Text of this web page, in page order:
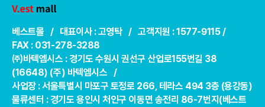
베스트몰 / 대표이사 : 고영탁 / 고객지원 : 1577-9115 /
FAX : 031-278-3288
㈜바텍엠시스 : 경기도 수원시 권선구 산업로155번길 38
(16648) (주) 바텍엠시스 /
사업장 : 서울특별시 마포구 토정로 266, 테라스 494 3층 (용강동)
물류센터 : 경기도 용인시 처인구 이동면 송전리 86-7번지(베스트